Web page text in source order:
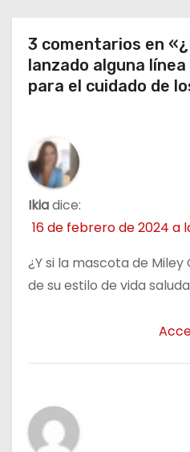
a
d
a
3 comentarios en
lanzado alguna
para el cuidado de
Ikiadice:
16 de febrero de 2024 a
¿Y si la mascota de Miley
de su estilo de vida